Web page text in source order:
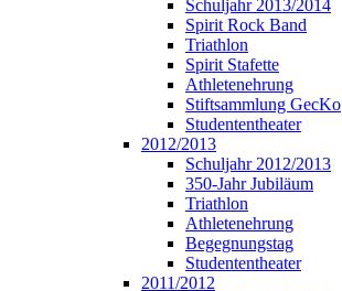
Schuljahr 2013/2014
Spirit Rock Band
Triathlon
Spirit Stafette
Athletenehrung
Stiftsammlung GecKo
Studententheater
2012/2013
Schuljahr 2012/2013
350-Jahr Jubiläum
Triathlon
Athletenehrung
Begegnungstag
Studententheater
2011/2012